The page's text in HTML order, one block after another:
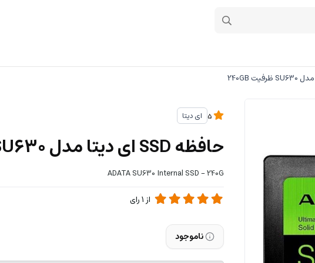
ای دیتا
حافظه SSD ای دیتا مدل SU630 ظرفیت 240GB
ADATA SU630 Internal SSD - 240G
از1رای
ناموجود